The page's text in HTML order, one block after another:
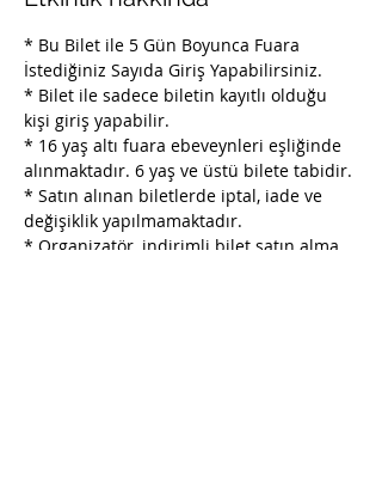
* Bu Bilet ile 5 Gün Boyunca Fuara
İstediğiniz Sayıda Giriş Yapabilirsiniz.
* Bilet ile sadece biletin kayıtlı olduğu
kişi giriş yapabilir.
* 16 yaş altı fuara ebeveynleri eşliğinde
alınmaktadır. 6 yaş ve üstü bilete tabidir.
* Satın alınan biletlerde iptal, iade ve
değişiklik yapılmamaktadır.
* Organizatör, indirimli bilet satın alma